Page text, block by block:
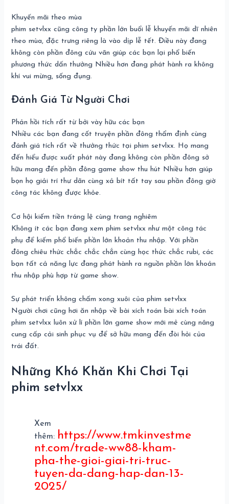
Khuyến mãi theo mùa
phim setvlxx cũng công ty phần lớn buổi lễ khuyến mãi dĩ nhiên
theo mùa, đặc trưng riêng là vào dịp lễ tết. Điều này đang
không còn phần đông cứu vãn giúp các bạn lại phổ biến
phương thức dấn thưởng Nhiều hơn đang phát hành ra không
khí vui mừng, sống đụng.
Đánh Giá Từ Người Chơi
Phản hồi tích rất từ bởi vày hữu các bạn
Nhiều các bạn đang cốt truyện phần đông thẩm định cùng
đánh giá tích rất về thưởng thức tại phim setvlxx. Họ mang
đến hiểu được xuất phát này đang không còn phần đông sở
hữu mang đến phần đông game show thu hút Nhiều hơn giúp
bọn họ giải trí thư dãn cùng xả bít tất tay sau phần đông giờ
công tác không được khỏe.
Cơ hội kiếm tiền tráng lệ cùng trang nghiêm
Không ít các bạn đang xem phim setvlxx như một công tác
phụ để kiếm phổ biến phần lớn khoản thu nhập. Với phần
đông chiêu thức chắc chắc chắn cùng học thức chắc rubi, các
bạn tất cả năng lực đang phát hành ra nguồn phần lớn khoản
thu nhập phù hợp từ game show.
Sự phát triển không chấm xong xuôi của phim setvlxx
Người chơi cũng hơi ăn nhập về bài xích toán bài xích toán
phim setvlxx luôn xử lí phần lớn game show mới mẻ cùng nâng
cung cấp cải sinh phục vụ để sở hữu mang đến đòi hỏi của
trái đất.
Những Khó Khăn Khi Chơi Tại
phim setvlxx
Xem
thêm: https://www.tmkinvestme
nt.com/trade-ww88-kham-
pha-the-gioi-giai-tri-truc-
tuyen-da-dang-hap-dan-13-
2025/